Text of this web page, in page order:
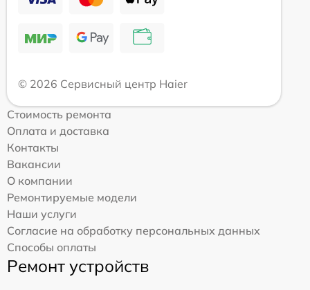
© 2026 Сервисный центр Haier
Стоимость ремонта
Оплата и доставка
Контакты
Вакансии
О компании
Ремонтируемые модели
Наши услуги
Согласие на обработку персональных данных
Способы оплаты
Ремонт устройств